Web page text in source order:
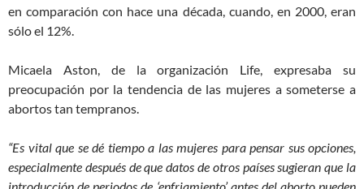
en comparación con hace una década, cuando, en 2000, eran
sólo el 12%.
Micaela Aston, de la organización Life, expresaba su
preocupación por la tendencia de las mujeres a someterse a
abortos tan tempranos.
“Es vital que se dé tiempo a las mujeres para pensar sus opciones,
especialmente después de que datos de otros países sugieran que la